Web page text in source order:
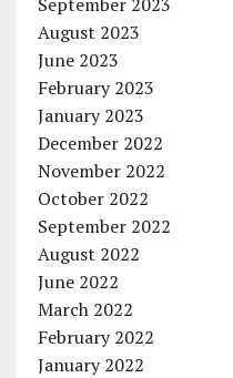
August 2023
June 2023
February 2023
January 2023
December 2022
November 2022
October 2022
September 2022
August 2022
June 2022
March 2022
February 2022
January 2022